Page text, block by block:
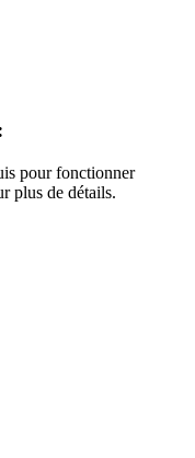
pour fonctionner
plus de détails.